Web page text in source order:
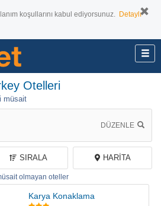
koşullarını kabul ediyorsunuz. Detaylı
DÜZENLE
Otelleri
müsait
olmayan oteller
SIRALA HARITA
Karya Konaklama